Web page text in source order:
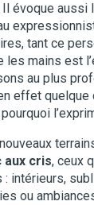
Il évoque aussi
tant ce
les mains est
au plus
effet quelque
aux cris, ceux
intérieurs,
ou